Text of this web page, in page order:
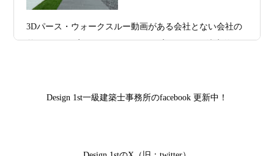
日
由なのか
家”を特別価格で体験できる最後のチャン
る。 建築士の無料相談会実施中！
市中京区E様,滋賀県大津市T様,滋賀県大津市A様,京都市
山科区Y様,京都市中京区I様,京都市山科区D様,滋賀県草津
市S様,京都市北区A様,京都府宇治市I様,京都市中京区N様,
京区H様,京都府宇治市M様,京都市中京区I様,京都府宇治市
3Dパース・ウォークスルー動画がある会社とない会社の
Design 1st一級建築士事務所のfacebook 更新中！